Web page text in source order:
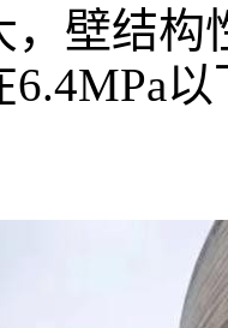
，壁结
6.4MPa